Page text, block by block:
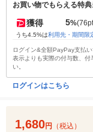
お買い物でもらえる特典
獲得 5%
うち4.5%は利用先・期間限
ログイン&全額PayPay支払
表示よりも実際の付与数、付
い。
ログインはこちら
1,680円 （税込）